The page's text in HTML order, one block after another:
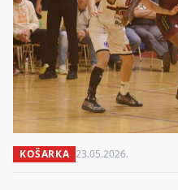
KOŠARKA 23.05.2026.